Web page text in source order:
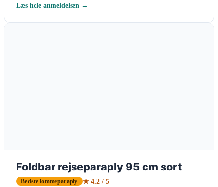
Læs hele anmeldelsen →
Foldbar rejseparaply 95 cm sort
Bedste lommeparaply ★ 4.2 / 5